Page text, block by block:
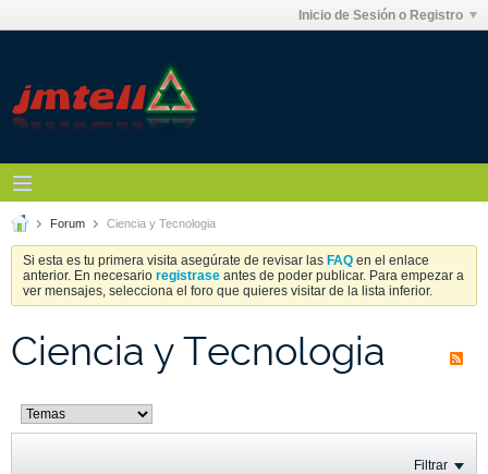
Inicio de Sesión o Registro
Forum Ciencia y Tecnologia
Si esta es tu primera visita asegúrate de revisar las FAQ en el enlace
anterior. En necesario registrase antes de poder publicar. Para empezar a
ver mensajes, selecciona el foro que quieres visitar de la lista inferior.
Ciencia y Tecnologia
Filtrar